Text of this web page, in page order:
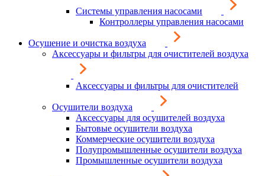
Системы управления насосами
Контроллеры управления насосами
Осушение и очистка воздуха
Аксессуары и фильтры для очистителей воздуха
Аксессуары и фильтры для очистителей
Осушители воздуха
Аксессуары для осушителей воздуха
Бытовые осушители воздуха
Коммерческие осушители воздуха
Полупромышленные осушители воздуха
Промышленные осушители воздуха